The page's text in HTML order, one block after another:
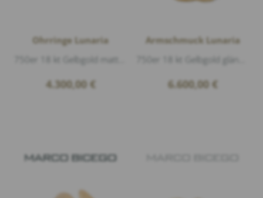
Ohrringe Lunaria
4.300,00 €
Armschmuck Lunaria
6.600,00 €